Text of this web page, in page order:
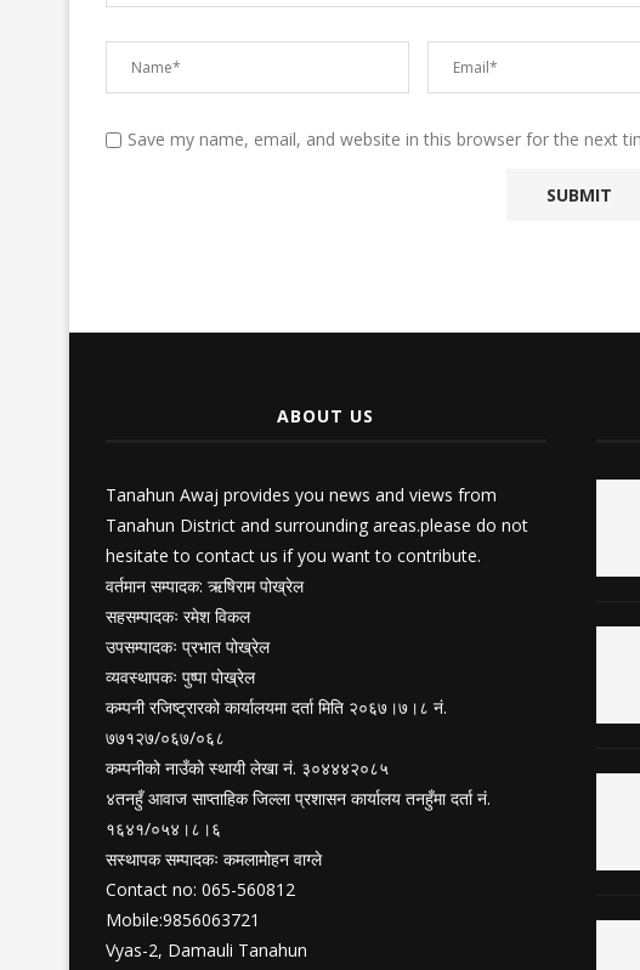
Save my name, email, and website in this browser for the next
ABOUT US
Tanahun Awaj provides you news and views from
Tanahun District and surrounding areas.please do not
hesitate to contact us if you want to contribute.
वर्तमान सम्पादक: ऋषिराम पोख्रेल
सहसम्पादकः रमेश विकल
उपसम्पादकः प्रभात पोख्रेल
व्यवस्थापकः पुष्पा पोख्रेल
कम्पनी रजिष्ट्रारको कार्यालयमा दर्ता मिति २०६७।७।८ नं.
७७१२७/०६७/०६८
कम्पनीको नाउँको स्थायी लेखा नं. ३०४४४२०८५
४तनहुँ आवाज साप्ताहिक जिल्ला प्रशासन कार्यालय तनहुँमा दर्ता नं.
१६४१/०५४।८।६
सस्थापक सम्पादकः कमलामोहन वाग्ले
Contact no: 065-560812
Mobile:9856063721
Vyas-2, Damauli Tanahun